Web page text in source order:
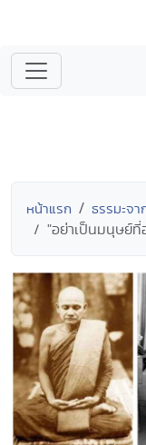
หน้าแรก ธรรมะจ
"อย่าเป็นมนุษย์